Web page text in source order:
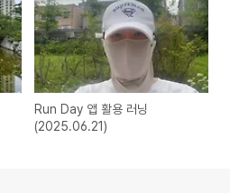
Run Day 앱 활용 러닝
(2025.06.21)